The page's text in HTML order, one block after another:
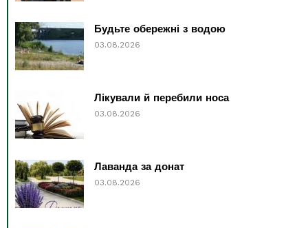
Будьте обережні з водою
03.08.2026
Лікували й перебили носа
03.08.2026
Лаванда за донат
03.08.2026